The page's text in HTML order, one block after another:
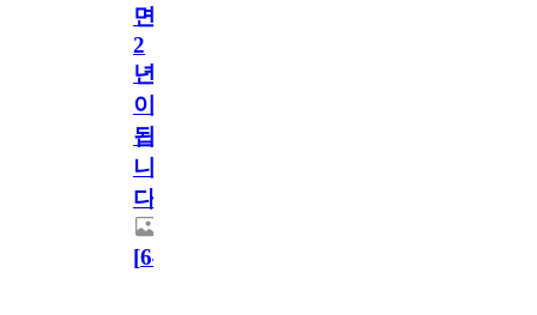
면
2
년
이
됩
니
다.
[64